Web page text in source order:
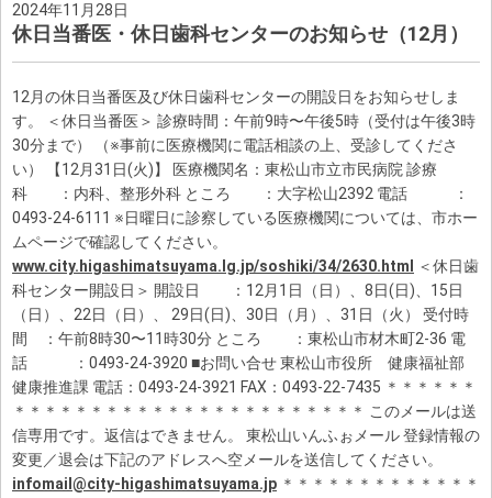
2024年11月28日
休日当番医・休日歯科センターのお知らせ（12月）
12月の休日当番医及び休日歯科センターの開設日をお知らせしま
す。 ＜休日当番医＞ 診療時間：午前9時〜午後5時（受付は午後3時
30分まで） （※事前に医療機関に電話相談の上、受診してくださ
い） 【12月31日(火)】 医療機関名：東松山市立市民病院 診療
科 ：内科、整形外科 ところ ：大字松山2392 電話 ：
0493-24-6111 ※日曜日に診察している医療機関については、市ホー
ムページで確認してください。
www.city.higashimatsuyama.lg.jp/soshiki/34/2630.html
＜休日歯
科センター開設日＞ 開設日 ：12月1日（日）、8日(日)、15日
（日）、22日（日）、 29日(日)、30日（月）、31日（火） 受付時
間 ：午前8時30〜11時30分 ところ ：東松山市材木町2‐36 電
話 ：0493‐24‐3920 ■お問い合せ 東松山市役所 健康福祉部
健康推進課 電話：0493-24-3921 FAX：0493-22-7435 ＊＊＊＊＊＊
＊＊＊＊＊＊＊＊＊＊＊＊＊＊＊＊＊＊＊＊＊＊＊ このメールは送
信専用です。返信はできません。 東松山いんふぉメール 登録情報の
変更／退会は下記のアドレスへ空メールを送信してください。
infomail@city-higashimatsuyama.jp ＊＊＊＊＊＊＊＊＊＊＊＊＊